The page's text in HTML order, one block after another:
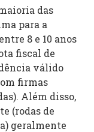
das
para a
8 e 10 anos
fiscal de
válido
firmas
Além disso,
(rodas de
geralmente